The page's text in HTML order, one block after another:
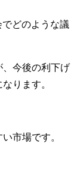
どのような議
、今後の利下げ
ります。
市場です。